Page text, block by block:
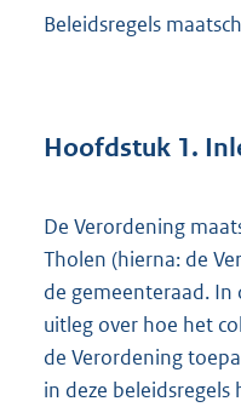
Beleidsregels
Hoofdstuk 1.
De Verordening
Tholen (hierna: de
de gemeenteraad. In
uitleg over hoe het
de Verordening
in deze